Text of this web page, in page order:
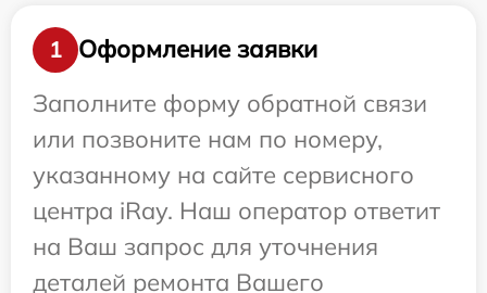
1
Оформление заявки
Заполните форму обратной связи
или позвоните нам по номеру,
указанному на сайте сервисного
центра iRay. Наш оператор ответит
на Ваш запрос для уточнения
деталей ремонта Вашего